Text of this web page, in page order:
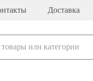
Доставка